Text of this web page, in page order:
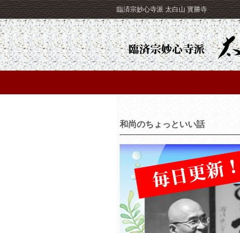
臨済宗妙心寺派 太白山 寳勝寺
和尚のちょっといい話